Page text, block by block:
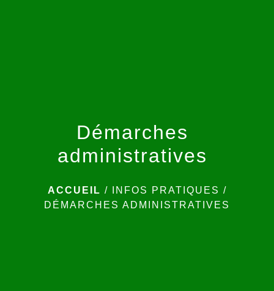
Démarches
administratives
ACCUEIL / INFOS PRATIQUES /
DÉMARCHES ADMINISTRATIVES